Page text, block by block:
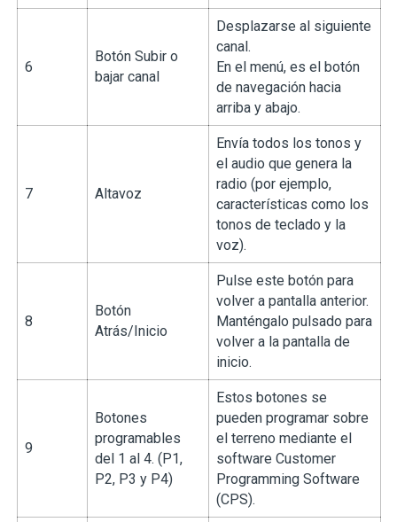
6
Botón Subir o
bajar canal
Desplazarse al siguiente
canal.
En el menú, es el botón
de navegación hacia
arriba y abajo.
7 Altavoz
Envía todos los tonos y
el audio que genera la
radio (por ejemplo,
características como los
tonos de teclado y la
voz).
8
Botón
Atrás/Inicio
Pulse este botón para
volver a pantalla anterior.
Manténgalo pulsado para
volver a la pantalla de
inicio.
9
Botones
programables
del 1 al 4. (P1,
P2, P3 y P4)
Estos botones se
pueden programar sobre
el terreno mediante el
software Customer
Programming Software
(CPS).